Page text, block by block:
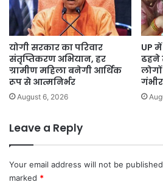
योगी सरकार का परिवार
संतृप्तिकरण अभियान, हर
ग्रामीण महिला बनेगी आर्थिक
रूप से आत्मनिर्भर
August 6, 2026
UP
ढहने
गंभीर
Leave a Reply
Your email address will not be
marked *